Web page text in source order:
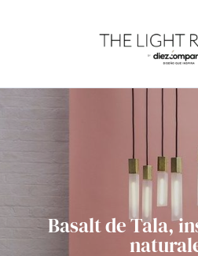
Basalt de Tala,